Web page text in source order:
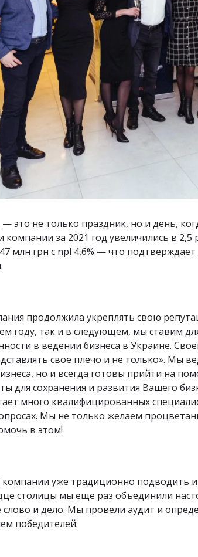
это не только праздник, но и день,
компании за 2021 год увеличились в
млн ​​грн с npl 4,6% — что
продолжила укреплять свою
году, так и в следующем, мы ставим
в ведении бизнеса в Украине.
свое плечо и не только». Мы
но и всегда готовы прийти на
для сохранения и развития Вашего
много квалифицированных
Мы не только желаем
в этом!
уже традиционно подводить
столицы мы еще раз объединили
слово и дело. Мы провели аудит и
победителей: